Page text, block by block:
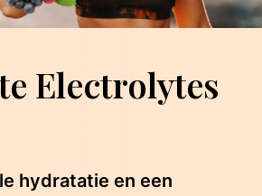
Electrolytes
hydratatie en een